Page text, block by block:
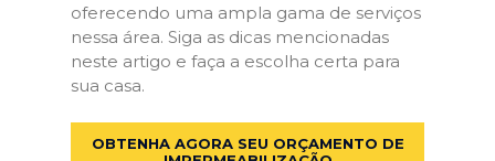
oferecendo uma ampla gama de serviços
nessa área. Siga as dicas mencionadas
neste artigo e faça a escolha certa para
sua casa.
OBTENHA AGORA SEU ORÇAMENTO DE